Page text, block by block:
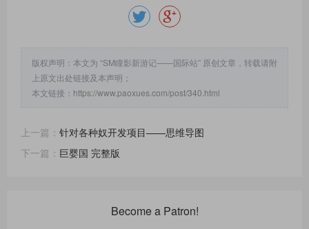
版权声明：本文为 “SM瞳影新游记——国际站” 原创文章，转载请附
上原文出处链接及本声明；
本文链接： https://www.paoxues.com/post/340.html
上一篇： 针对各种奴开发项目——思维导图
下一篇： 巨婴国 完整版
Become a Patron!